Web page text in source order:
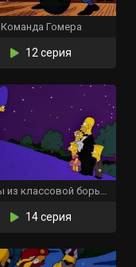
Команда Гомера
12 серия
Сцены из классовой борьбы Спрингфилда
14 серия